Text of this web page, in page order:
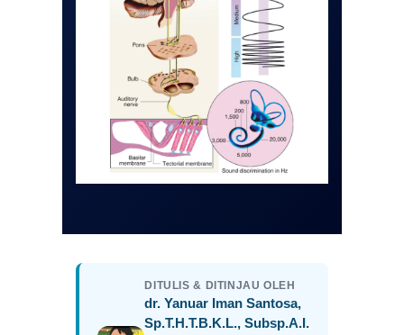
DITULIS & DITINJAU OLEH
dr. Yanuar Iman Santosa,
Sp.T.H.T.B.K.L., Subsp.A.I.